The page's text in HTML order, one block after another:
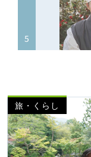
旅・くらし